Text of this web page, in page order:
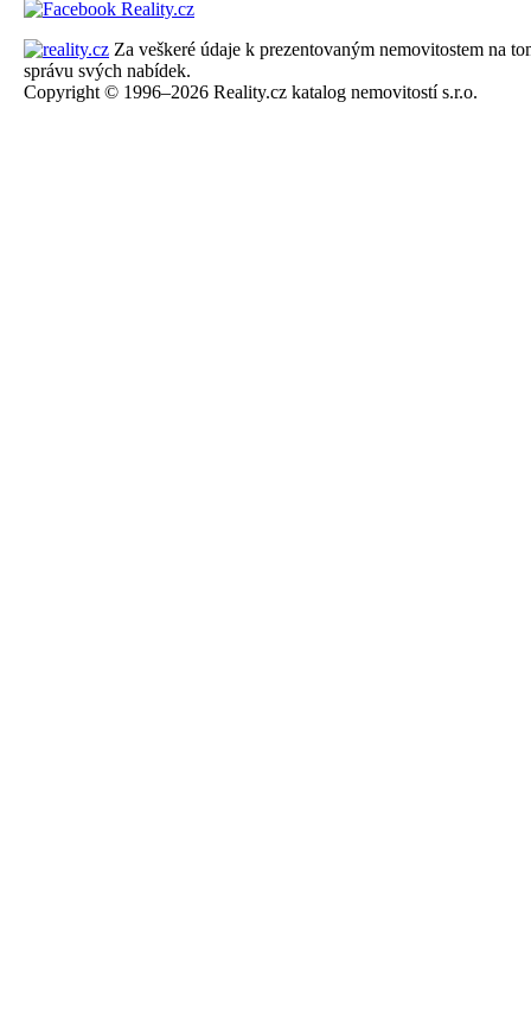
Za veškeré údaje k prezentovaným nemovitostem na
správu svých nabídek.
Copyright © 1996–2026 Reality.cz katalog nemovitostí s.r.o.